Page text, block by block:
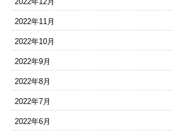
2022年11月
2022年10月
2022年9月
2022年8月
2022年7月
2022年6月